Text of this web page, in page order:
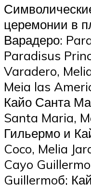
церемонии в
Варадеро:
Paradisus
Varadero,
Meia las
Кайо Санта
Santa Maria,
Гильермо и
Coco, Melia
Cayo
Guillermoб;